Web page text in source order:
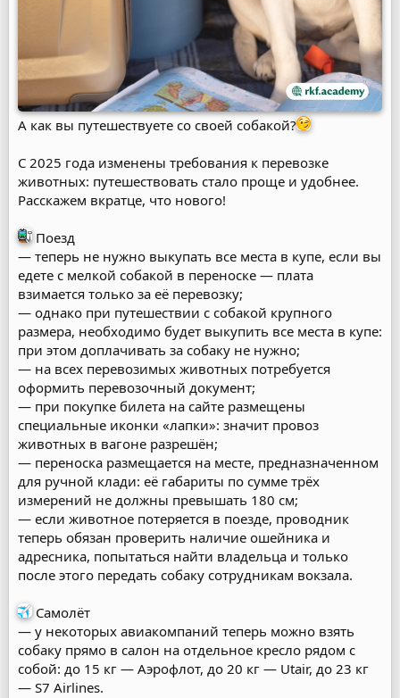
А как вы путешествуете со своей собакой?
С 2025 года изменены требования к перевозке
животных: путешествовать стало проще и удобнее.
Расскажем вкратце, что нового!
Поезд
— теперь не нужно выкупать все места в купе, если вы
едете с мелкой собакой в переноске — плата
взимается только за её перевозку;
— однако при путешествии с собакой крупного
размера, необходимо будет выкупить все места в купе:
при этом доплачивать за собаку не нужно;
— на всех перевозимых животных потребуется
оформить перевозочный документ;
— при покупке билета на сайте размещены
специальные иконки «лапки»: значит провоз
животных в вагоне разрешён;
— переноска размещается на месте, предназначенном
для ручной клади: её габариты по сумме трёх
измерений не должны превышать 180 см;
— если животное потеряется в поезде, проводник
теперь обязан проверить наличие ошейника и
адресника, попытаться найти владельца и только
после этого передать собаку сотрудникам вокзала.
Самолёт
— у некоторых авиакомпаний теперь можно взять
собаку прямо в салон на отдельное кресло рядом с
собой: до 15 кг — Аэрофлот, до 20 кг — Utair, до 23 кг
— S7 Airlines.